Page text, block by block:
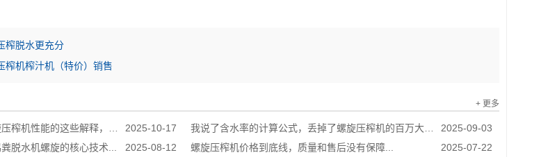
榨脱水更充分
榨机榨汁机（特价）销售
+ 更多
2025-10-17
这些解释，真是******到家了！... 2025-09-03
我说了含水率的计算公式，丢掉了螺旋压榨机的百万大单...
2025-08-12
脱水机螺旋的核心技术... 2025-07-22
螺旋压榨机价格到底线，质量和售后没有保障...